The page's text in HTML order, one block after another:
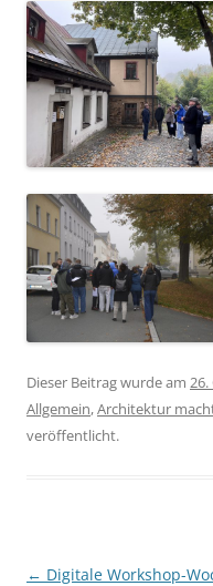
Dieser Beitrag wurde am
Allgemein,Architektur
veröffentlicht.
Beitragsnavigation
← Digitale Workshop-